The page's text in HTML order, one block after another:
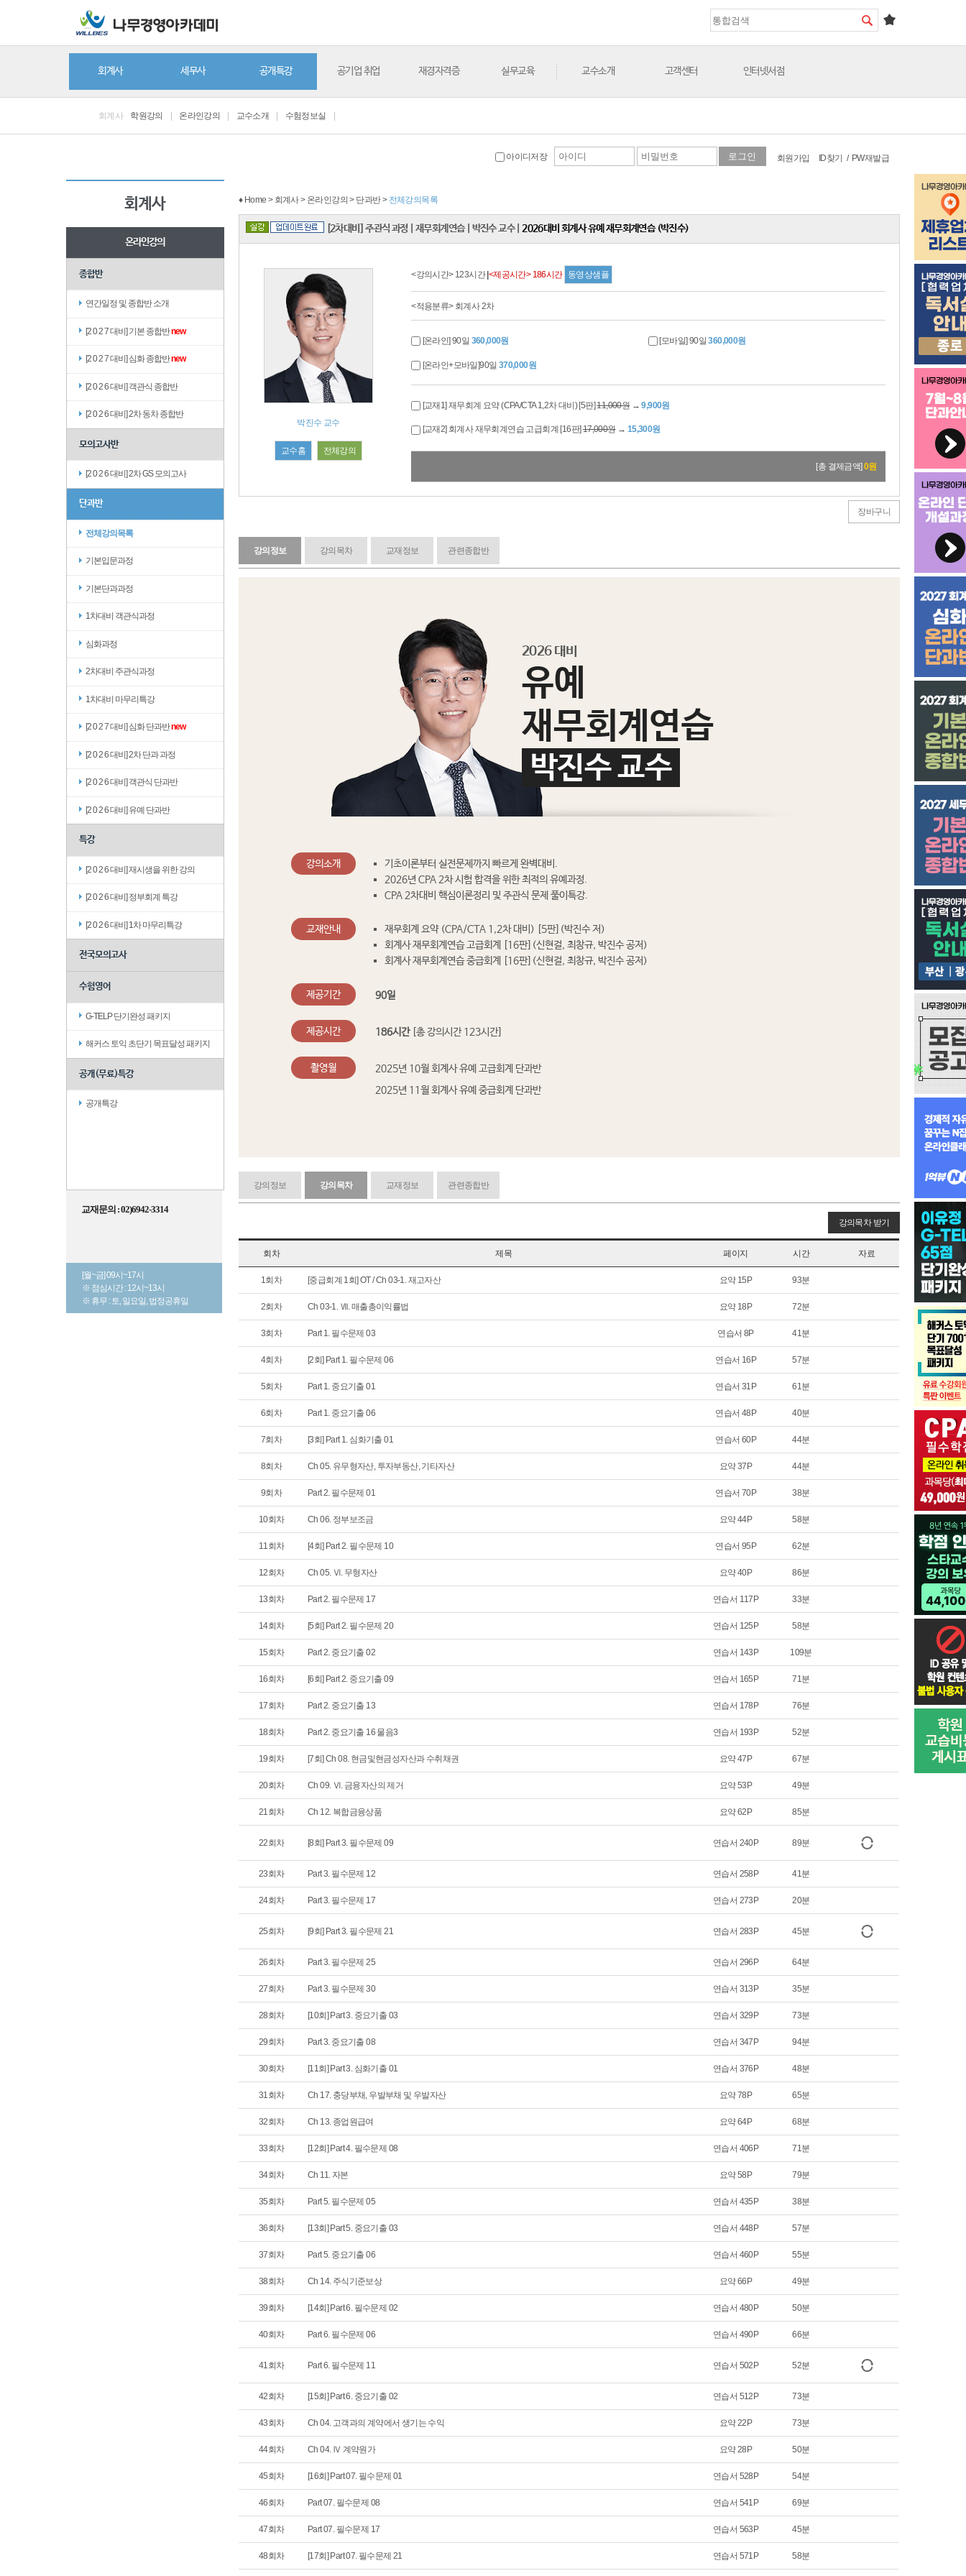
회계사 세무사 공개특강 공기업 취업 재경자격증 실무교육 교수소개 고객센터 인터넷서점
회계사 학원강의 온라인강의 교수소개 수험정보실
아이디저장 회원가입 ID찾기 / PW재발급
회계사
온라인강의
종합반
연간일정 및 종합반 소개
[2 0 2 7 대비] 기본 종합반new
[2 0 2 7 대비] 심화 종합반new
[2 0 2 6 대비] 객관식 종합반
[2 0 2 6 대비] 2차 동차 종합반
모의고사반
[2 0 2 6 대비] 2차 GS 모의고사
단과반
전체강의목록
기본입문과정
기본단과과정
1차대비 객관식과정
심화과정
2차대비 주관식과정
1차대비 마무리특강
[2 0 2 7 대비] 심화 단과반new
[2 0 2 6 대비] 2차 단과 과정
[2 0 2 6 대비] 객관식 단과반
[2 0 2 6 대비] 유예 단과반
특강
[2 0 2 6 대비] 재시생을 위한 강의
[2 0 2 6 대비] 정부회계 특강
[2 0 2 6 대비] 1차 마무리특강
전국모의고사
수험영어
G-TELP 단기완성 패키지
해커스 토익 초단기 목표달성 패키지
공개(무료)특강
공개특강
교재문의 : 02)6942-3314
[월~금] 09시~17시
※ 점심시간 : 12시~13시
※ 휴무 : 토, 일요일, 법정공휴일
♦ Home > 회계사 > 온라인강의 > 단과반 > 전체강의목록
[2차대비] 주관식 과정 재무회계연습 박진수 교수 2026대비 회계사 유예 재무회계연습 (박진수)
박진수 교수
교수홈 전체강의
<강의시간> 123시간 |<제공시간> 186시간 동영상샘플
<적용분류> 회계사 2차
[온라인] 90일 360,000원 [모바일] 90일360,000원
[온라인+모바일]90일 370,000원
[교재1] 재무회계 요약 (CPA/CTA 1,2차 대비) [5판]11,000원→9,900원
[교재2] 회계사 재무회계연습 고급회계 [16판]17,000원→ 15,300원
[교재3] 회계사 재무회계연습 중급회계 [16판]42,000원→37,800원
[총 결제금액]0원
장바구니
강의정보 강의목차 교재정보 관련종합반
2026 대비
유예
재무회계연습
박진수 교수
강의소개
기초이론부터 실전문제까지 빠르게 완벽대비.
2026년 CPA 2차 시험 합격을 위한 최적의 유예과정.
CPA 2차대비 핵심이론정리 및 주관식 문제 풀이특강.
교재안내
재무회계 요약 (CPA/CTA 1,2차 대비) [5판](박진수 저)
회계사 재무회계연습 고급회계 [16판](신현걸, 최창규, 박진수 공저)
회계사 재무회계연습 중급회계 [16판](신현걸, 최창규, 박진수 공저)
제공기간 90일
제공시간 186시간[총 강의시간 123시간]
촬영월
2025년 10월 회계사 유예 고급회계 단과반
2025년 11월 회계사 유예 중급회계 단과반
강의정보 강의목차 교재정보 관련종합반
강의목차 받기
회차 제목 페이지 시간 자료
1회차 [중급회계 1회] OT / Ch 03-1. 재고자산 요약 15P 93분
2회차 Ch 03-1. Ⅶ. 매출총이익률법 요약 18P 72분
3회차 Part 1. 필수문제 03 연습서 8P 41분
4회차 [2회] Part 1. 필수문제 06 연습서 16P 57분
5회차 Part 1. 중요기출 01 연습서 31P 61분
6회차 Part 1. 중요기출 06 연습서 48P 40분
7회차 [3회] Part 1. 심화기출 01 연습서 60P 44분
8회차 Ch 05. 유무형자산, 투자부동산, 기타자산 요약 37P 44분
9회차 Part 2. 필수문제 01 연습서 70P 38분
10회차 Ch 06. 정부보조금 요약 44P 58분
11회차 [4회] Part 2. 필수문제 10 연습서 95P 62분
12회차 Ch 05. Ⅵ. 무형자산 요약 40P 86분
13회차 Part 2. 필수문제 17 연습서 117P 33분
14회차 [5회] Part 2. 필수문제 20 연습서 125P 58분
15회차 Part 2. 중요기출 02 연습서 143P 109분
16회차 [6회] Part 2. 중요기출 09 연습서 165P 71분
17회차 Part 2. 중요기출 13 연습서 178P 76분
18회차 Part 2. 중요기출 16 물음3 연습서 193P 52분
19회차 [7회] Ch 08. 현금및현금성자산과 수취채권 요약 47P 67분
20회차 Ch 09. Ⅵ. 금융자산의 제거 요약 53P 49분
21회차 Ch 12. 복합금융상품 요약 62P 85분
22회차 [8회] Part 3. 필수문제 09 연습서 240P 89분
23회차 Part 3. 필수문제 12 연습서 258P 41분
24회차 Part 3. 필수문제 17 연습서 273P 20분
25회차 [9회] Part 3. 필수문제 21 연습서 283P 45분
26회차 Part 3. 필수문제 25 연습서 296P 64분
27회차 Part 3. 필수문제 30 연습서 313P 35분
28회차 [10회] Part 3. 중요기출 03 연습서 329P 73분
29회차 Part 3. 중요기출 08 연습서 347P 94분
30회차 [11회] Part 3. 심화기출 01 연습서 376P 48분
31회차 Ch 17. 충당부채, 우발부채 및 우발자산 요약 78P 65분
32회차 Ch 13. 종업원급여 요약 64P 68분
33회차 [12회] Part 4. 필수문제 08 연습서 406P 71분
34회차 Ch 11. 자본 요약 58P 79분
35회차 Part 5. 필수문제 05 연습서 435P 38분
36회차 [13회] Part 5. 중요기출 03 연습서 448P 57분
37회차 Part 5. 중요기출 06 연습서 460P 55분
38회차 Ch 14. 주식기준보상 요약 66P 49분
39회차 [14회] Part 6. 필수문제 02 연습서 480P 50분
40회차 Part 6. 필수문제 06 연습서 490P 66분
41회차 Part 6. 필수문제 11 연습서 502P 52분
42회차 [15회] Part 6. 중요기출 02 연습서 512P 73분
43회차 Ch 04. 고객과의 계약에서 생기는 수익 요약 22P 73분
44회차 Ch 04. Ⅳ 계약원가 요약 28P 50분
45회차 [16회] Part 07. 필수문제 01 연습서 528P 54분
46회차 Part 07. 필수문제 08 연습서 541P 69분
47회차 Part 07. 필수문제 17 연습서 563P 45분
48회차 [17회] Part 07. 필수문제 21 연습서 571P 58분